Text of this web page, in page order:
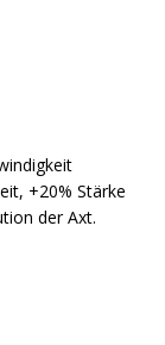
+20% Stärke
der Axt.